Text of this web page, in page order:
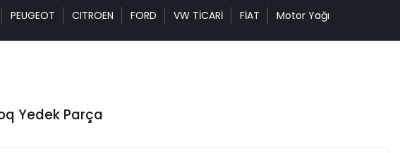
PEUGEOT CITROEN FORD VW TİCARİ FİAT Motor Yağı
Yedek Parça